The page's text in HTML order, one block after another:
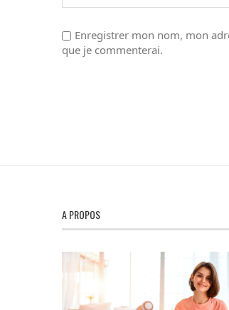
Enregistrer mon nom, mon
que je commenterai.
A PROPOS